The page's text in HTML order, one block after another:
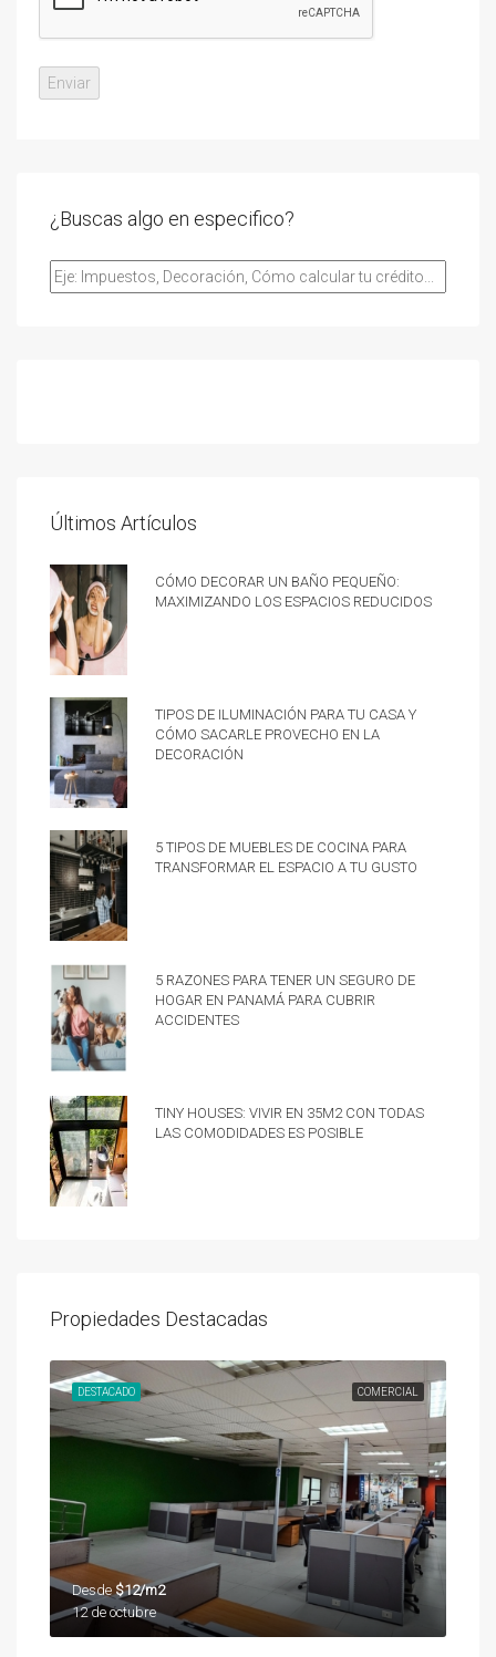
¿Buscas algo en especifico?
Últimos Artículos
Cómo decorar un baño pequeño:
Maximizando los espacios reducidos
Tipos de iluminación para tu casa y
cómo sacarle provecho en la
decoración
5 tipos de muebles de cocina para
transformar el espacio a tu gusto
5 razones para tener un Seguro de
hogar en Panamá para cubrir
accidentes
Tiny Houses: vivir en 35m2 con todas
las comodidades es posible
Propiedades Destacadas
COMERCIAL
DESTACADO
Desde$12/m2
12 de octubre